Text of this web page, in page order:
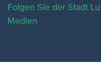
Folgen Sie der Stadt
Medien